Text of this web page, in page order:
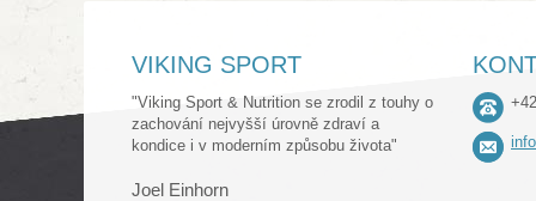
VIKING SPORT
"Viking Sport & Nutrition se zrodil z touhy o
zachování nejvyšší úrovně zdraví a
kondice i v moderním způsobu života"
Joel Einhorn